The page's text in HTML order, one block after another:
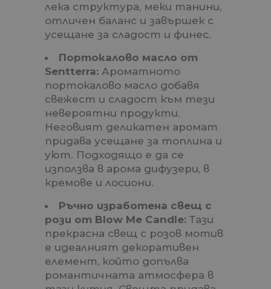
лека структура, меки танини,
отличен баланс и завършек с
усещане за сладост и финес.
Портокалово масло от
Sentterra: Ароматното
портокалово масло добавя
свежест и сладост към тези
невероятни продукти.
Неговият деликатен аромат
придава усещане за топлина и
уют. Подходящо е да се
използва в арома дифузери, в
кремове и лосиони.
Ръчно изработена свещ с
рози от Blow Me Candle: Тази
прекрасна свещ с розов мотив
е идеалният декоративен
елемент, който допълва
романтичната атмосфера в